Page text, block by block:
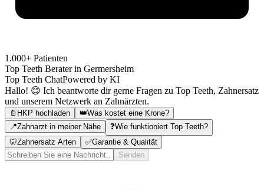
1.000+ Patienten
Top Teeth Berater in Germersheim
Top Teeth ChatPowered by KI
Hallo! 😊 Ich beantworte dir gerne Fragen zu Top Teeth, Zahnersatz
und unserem Netzwerk an Zahnärzten.
📄 HKP hochladen 👑Was kostet eine Krone?
📍Zahnarzt in meiner Nähe ❓Wie funktioniert Top Teeth?
🦷Zahnersatz Arten ✅Garantie & Qualität
Senden